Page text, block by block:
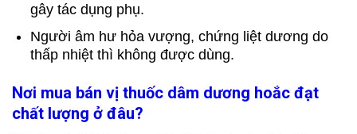
gây tác dụng phụ.
Người âm hư hỏa vượng, chứng liệt dương do
thấp nhiệt thì không được dùng.
Nơi mua bán vị thuốc dâm dương hoắc đạt
chất lượng ở đâu?